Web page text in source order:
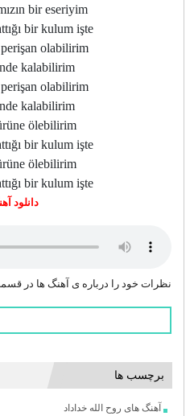
bir eseriyim
bir kulum işte
olabilirim
kalabilirim
olabilirim
kalabilirim
ölebilirim
bir kulum işte
ölebilirim
bir kulum işte
دانلود
نظرات خود را درباره ی آهنگ ها در
برچسب ها
آهنگ های روح الله خداداد